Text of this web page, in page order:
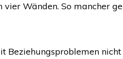
Wänden. So mancher
Beziehungsproblemen